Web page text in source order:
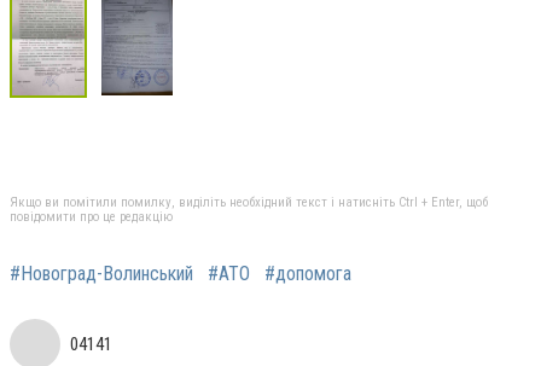
Якщо ви помітили помилку, виділіть необхідний текст і натисніть Ctrl + Enter, щоб
повідомити про це редакцію
#Новоград-Волинський #АТО #допомога
04141